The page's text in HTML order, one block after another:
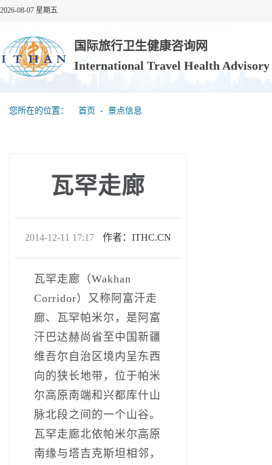
2026-08-07 星期五
国际旅行卫生健康咨询网
International Travel Health
您所在的位置： 首页 ‐ 景点信息
瓦罕走廊
2014-12-11 17:17 作者：ITHC.CN
瓦罕走廊（Wakhan
Corridor）又称阿富汗走
廊、瓦罕帕米尔，是阿富
汗巴达赫尚省至中国新疆
维吾尔自治区境内呈东西
向的狭长地带，位于帕米
尔高原南端和兴都库什山
脉北段之间的一个山谷。
瓦罕走廊北依帕米尔高原
南缘与塔吉克斯坦相邻，